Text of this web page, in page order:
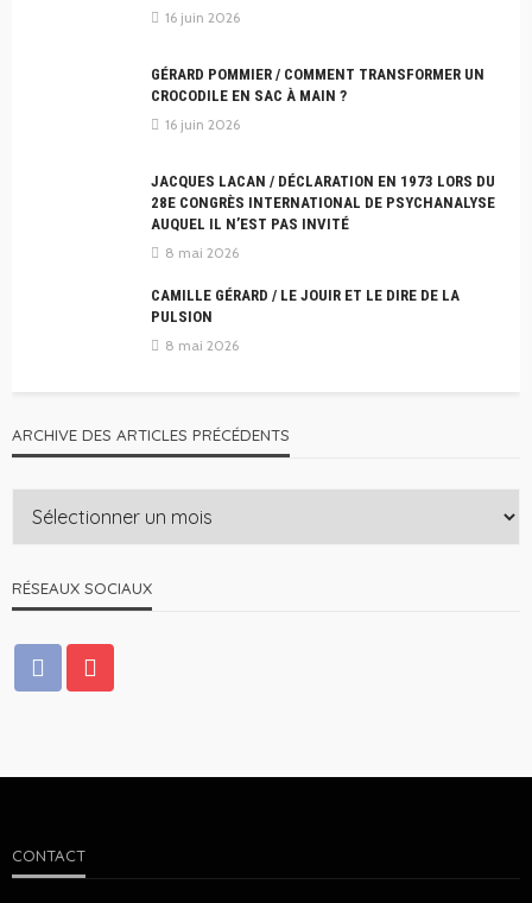
16 juin 2026
GÉRARD POMMIER / COMMENT TRANSFORMER UN
CROCODILE EN SAC À MAIN ?
16 juin 2026
JACQUES LACAN / DÉCLARATION EN 1973 LORS DU
28E CONGRÈS INTERNATIONAL DE PSYCHANALYSE
AUQUEL IL N’EST PAS INVITÉ
8 mai 2026
CAMILLE GÉRARD / LE JOUIR ET LE DIRE DE LA
PULSION
8 mai 2026
ARCHIVE DES ARTICLES PRÉCÉDENTS
RÉSEAUX SOCIAUX
CONTACT